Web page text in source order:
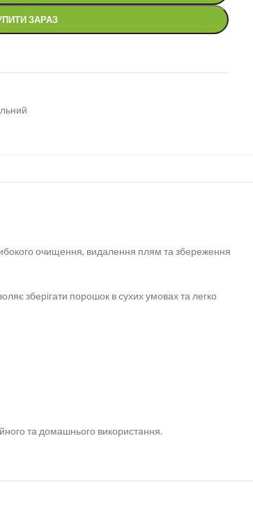
ЗАРАЗ
очищення, видалення плям та збереження
зберігати порошок в сухих умовах та легко
та домашнього використання.